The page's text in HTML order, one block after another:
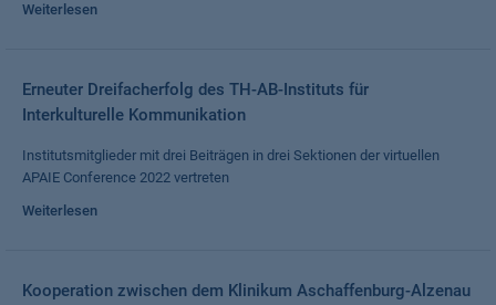
Weiterlesen
Erneuter Dreifacherfolg des TH-AB-Instituts für
Interkulturelle Kommunikation
Institutsmitglieder mit drei Beiträgen in drei Sektionen der virtuellen
APAIE Conference 2022 vertreten
Weiterlesen
Kooperation zwischen dem Klinikum Aschaffenburg-Alzenau